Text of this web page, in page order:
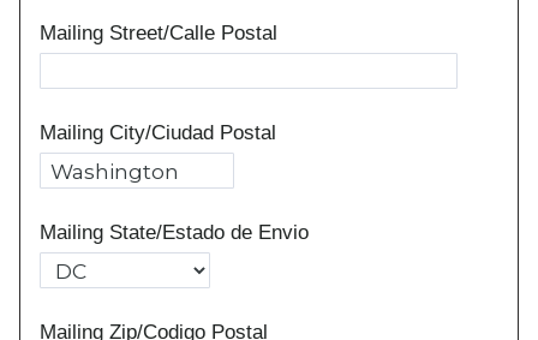
Mailing Street/Calle Postal
Mailing City/Ciudad Postal
Mailing State/Estado de Envio
Mailing Zip/Codigo Postal